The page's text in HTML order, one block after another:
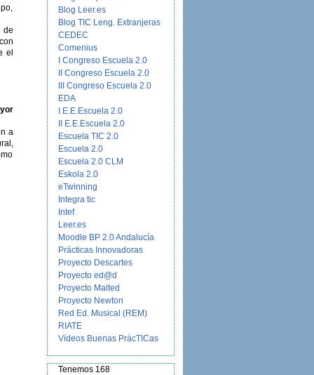
de
el
a
Blog Leer.es
Blog TIC Leng. Extranjeras
CEDEC
Comenius
I Congreso Escuela 2.0
II Congreso Escuela 2.0
III Congreso Escuela 2.0
EDA
I E.E.Escuela 2.0
II E.E.Escuela 2.0
Escuela TIC 2.0
Escuela 2.0
Escuela 2.0 CLM
Eskola 2.0
eTwinning
Integra tic
Intef
Leer.es
Moodle BP 2.0 Andalucía
Prácticas Innovadoras
Proyecto Descartes
Proyecto ed@d
Proyecto Malted
Proyecto Newton
Red Ed. Musical (REM)
RIATE
Vídeos Buenas PrácTICas
Tenemos 168